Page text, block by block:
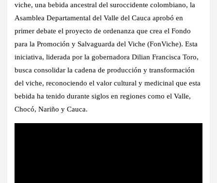
viche, una bebida ancestral del suroccidente colombiano, la
Asamblea Departamental del Valle del Cauca aprobó en
primer debate el proyecto de ordenanza que crea el Fondo
para la Promoción y Salvaguarda del Viche (FonViche). Esta
iniciativa, liderada por la gobernadora Dilian Francisca Toro,
busca consolidar la cadena de producción y transformación
del viche, reconociendo el valor cultural y medicinal que esta
bebida ha tenido durante siglos en regiones como el Valle,
Chocó, Nariño y Cauca.